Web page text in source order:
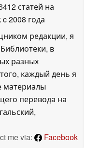
статей на
c 2008 года
редакции, я
в
разных
каждый день я
материалы
перевода на
me via:
Facebook